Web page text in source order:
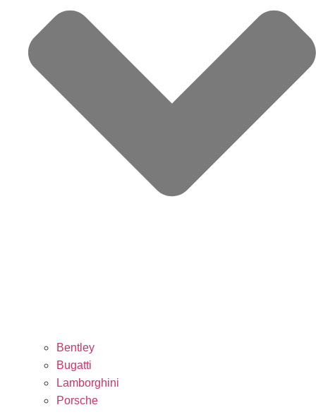
Bentley
Bugatti
Lamborghini
Porsche